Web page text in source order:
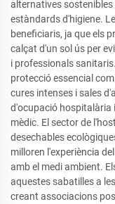
alternatives
estàndards d'higiene.
beneficiaris, ja que els
calçat d'un sol ús per
i professionals
protecció essencial
cures intenses i sales
d'ocupació hospitalària
mèdic. El sector de
desechables
milloren l'experiència
amb el medi ambient.
aquestes sabatilles a
creant associacions